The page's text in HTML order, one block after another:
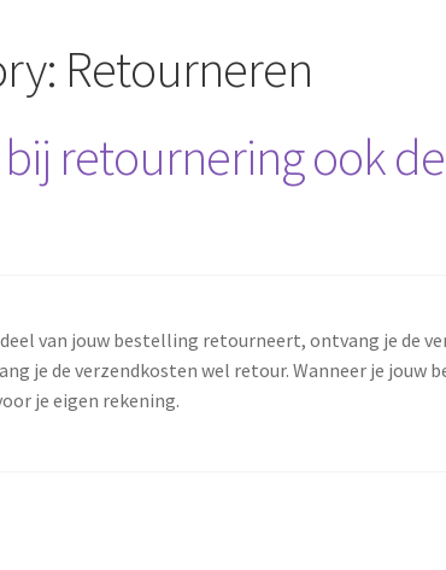
Retourneren
bij retournering ook
van jouw bestelling retourneert, ontvang je de
je de verzendkosten wel retour. Wanneer je
je eigen rekening.